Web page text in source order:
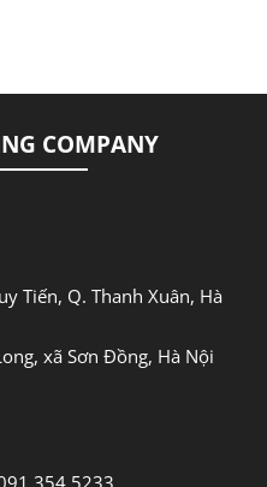
COMPANY
Tiến, Q. Thanh Xuân, Hà
xã Sơn Đồng, Hà Nội
354 5233